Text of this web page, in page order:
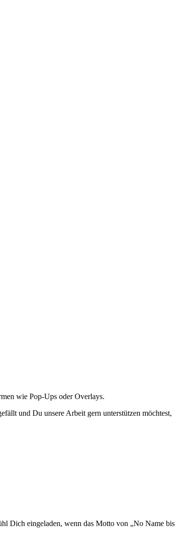
wie Pop-Ups oder Overlays.
und Du unsere Arbeit gern unterstützen möchtest,
Dich eingeladen, wenn das Motto von „No Name bis